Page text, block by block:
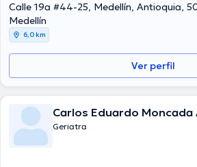
Calle 19a #44-25, Medellín, Antioquia,
Medellín
6,0 km
Ver perfil
Carlos Eduardo Moncada
Geriatra